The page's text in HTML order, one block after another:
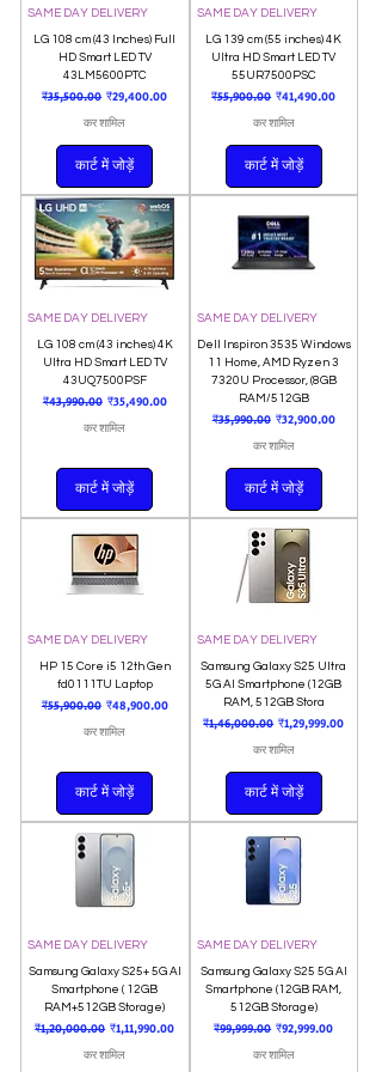
SAME DAY DELIVERY
LG 108 cm (43 Inches) Full
HD Smart LED TV
43LM5600PTC
नियमित मूल्य
₹35,500.00 बिक्री मूल्य
₹29,400.00
कर शामिल
कार्ट में जोड़ें
SAME DAY DELIVERY
LG 139 cm (55 inches) 4K
Ultra HD Smart LED TV
55UR7500PSC
नियमित मूल्य
₹55,900.00 बिक्री मूल्य
₹41,490.00
कर शामिल
कार्ट में जोड़ें
SAME DAY DELIVERY
LG 108 cm (43 inches) 4K
Ultra HD Smart LED TV
43UQ7500PSF
नियमित मूल्य
₹43,990.00 बिक्री मूल्य
₹35,490.00
कर शामिल
कार्ट में जोड़ें
SAME DAY DELIVERY
Dell Inspiron 3535 Windows
11 Home, AMD Ryzen 3
7320U Processor, (8GB
RAM/512GB
नियमित मूल्य
₹35,990.00 बिक्री मूल्य
₹32,900.00
कर शामिल
कार्ट में जोड़ें
SAME DAY DELIVERY
HP 15 Core i5 12th Gen
fd0111TU Laptop
नियमित मूल्य
₹55,900.00 बिक्री मूल्य
₹48,900.00
कर शामिल
कार्ट में जोड़ें
SAME DAY DELIVERY
Samsung Galaxy S25 Ultra
5G AI Smartphone (12GB
RAM, 512GB Stora
नियमित मूल्य
₹1,46,000.00 बिक्री मूल्य
₹1,29,999.00
कर शामिल
कार्ट में जोड़ें
SAME DAY DELIVERY
Samsung Galaxy S25+ 5G AI
Smartphone ( 12GB
RAM+512GB Storage)
नियमित मूल्य
₹1,20,000.00 बिक्री मूल्य
₹1,11,990.00
कर शामिल
SAME DAY DELIVERY
Samsung Galaxy S25 5G AI
Smartphone (12GB RAM,
512GB Storage)
नियमित मूल्य
₹99,999.00 बिक्री मूल्य
₹92,999.00
कर शामिल